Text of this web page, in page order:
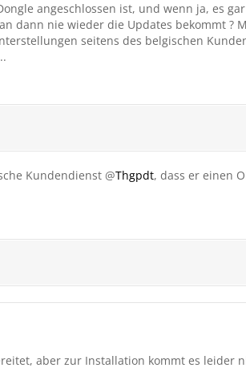
angeschlossen ist, und wenn ja, es
dann nie wieder die Updates bekommt ?
seitens des belgischen
Kundendienst @Thgpdt, dass er einen
aber zur Installation kommt es leider